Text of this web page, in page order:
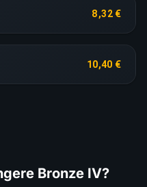
8,32 €
10,40 €
Bronze IV?